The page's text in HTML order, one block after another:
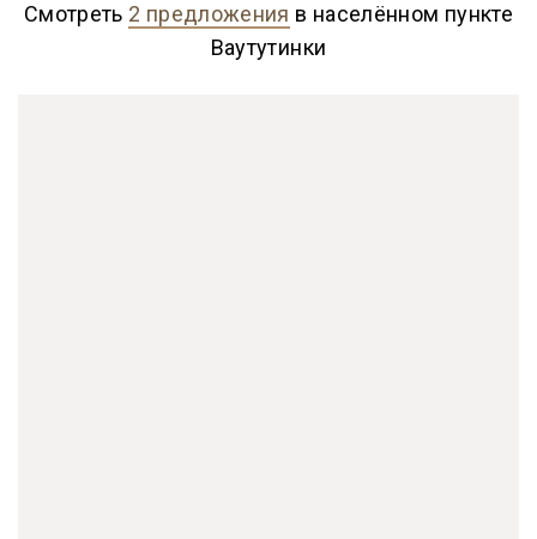
Смотреть 2 предложения в населённом пункте
Ваутутинки